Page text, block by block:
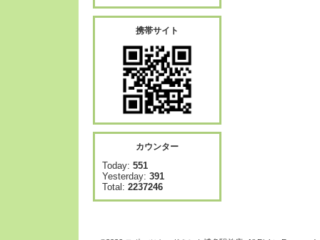
携帯サイト
カウンター
Today: 551
Yesterday: 391
Total: 2237246